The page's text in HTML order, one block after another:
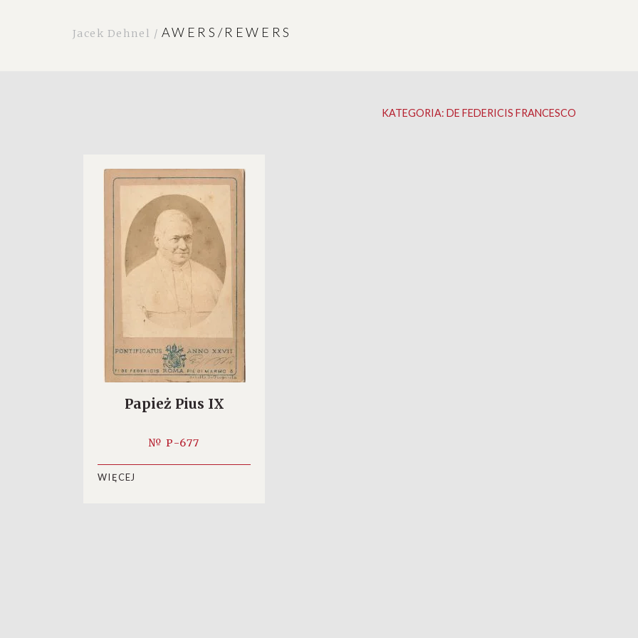
Jacek Dehnel / AWERS/REWERS
KATEGORIA: DE FEDERICIS FRANCESCO
Papież Pius IX
№ P-677
WIĘCEJ